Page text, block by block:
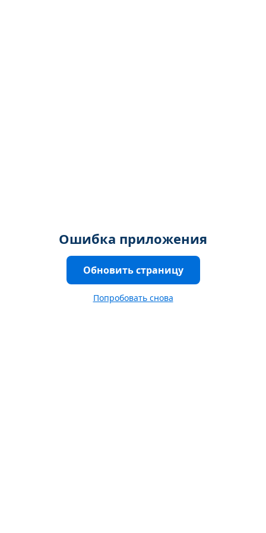
Ошибка приложения
Обновить страницу
Попробовать снова